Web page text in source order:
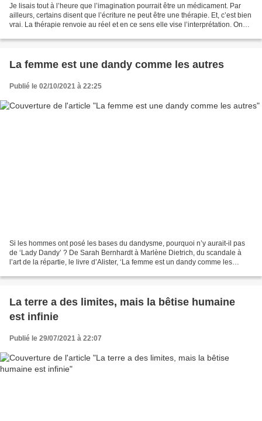
Je lisais tout à l’heure que l’imagination pourrait être un médicament. Par
ailleurs, certains disent que l’écriture ne peut être une thérapie. Et, c’est bien
vrai. La thérapie renvoie au réel et en ce sens elle vise l’interprétation. On
La femme est une dandy comme les autres
Publié le 02/10/2021 à 22:25
Si les hommes ont posé les bases du dandysme, pourquoi n’y aurait-il pas
de ‘Lady Dandy’ ? De Sarah Bernhardt à Marlène Dietrich, du scandale à
l’art de la répartie, le livre d’Alister, ‘La femme est un dandy comme les
La terre a des limites, mais la bêtise humaine
est infinie
Publié le 29/07/2021 à 22:07